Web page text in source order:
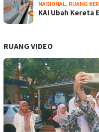
NASIONAL, RUANG
KAI Ubah Kereta
RUANG VIDEO